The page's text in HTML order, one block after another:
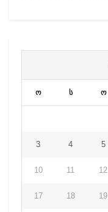
ო ს ო
3 4 5
10 11 12
17 18 19